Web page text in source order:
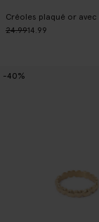
Créoles plaqué or avec
24.9914.99
-40%